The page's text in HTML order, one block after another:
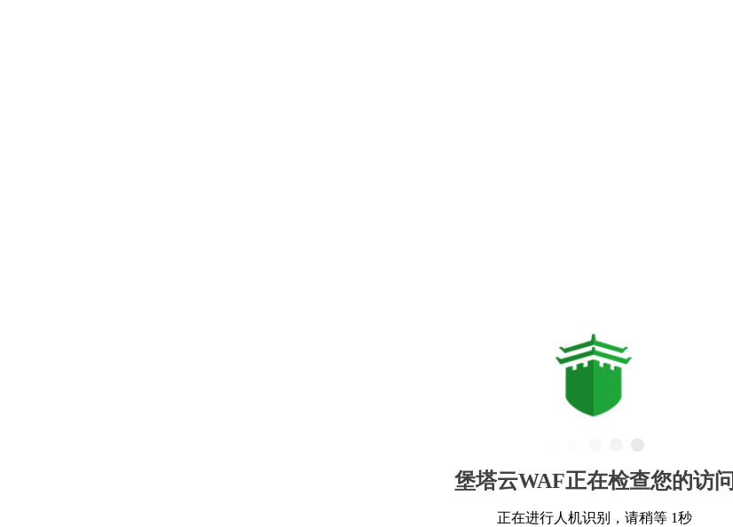
堡塔云WAF正在检查您的访问
正在进行人机识别，请稍等 1秒